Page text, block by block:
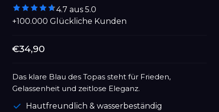
4.7 aus 5.0
+100.000 Glückliche Kunden
Normaler
€34,90
Das klare Blau des Topas steht für Frieden,
Gelassenheit und zeitlose Eleganz.
Hautfreundlich & wasserbeständig